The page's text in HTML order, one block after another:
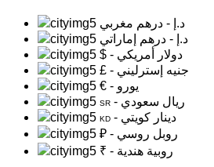
د.إ - درهم مغربي
د.إ - درهم إماراتي
$
- دولار أمريكي
£
- جنيه إسترليني
€
- يورو
SR - ريال سعودي
KD
- دينار كويتي
₽
- روبل روسي
₹
- روبية هندية